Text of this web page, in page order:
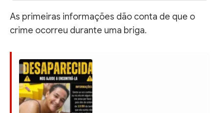
As primeiras informações dão conta de que o
crime ocorreu durante uma briga.